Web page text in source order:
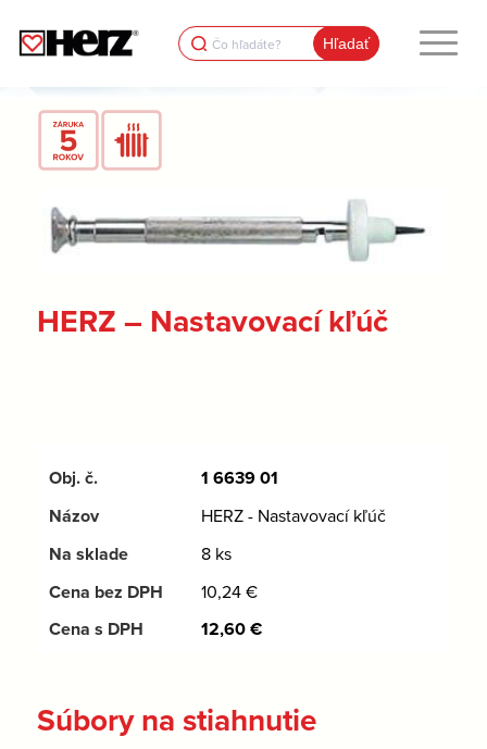
Search
for:
HERZ – Nastavovací kľúč
1 6639 01
HERZ - Nastavovací kľúč
8 ks
10,24€
12,60€
Súbory na stiahnutie